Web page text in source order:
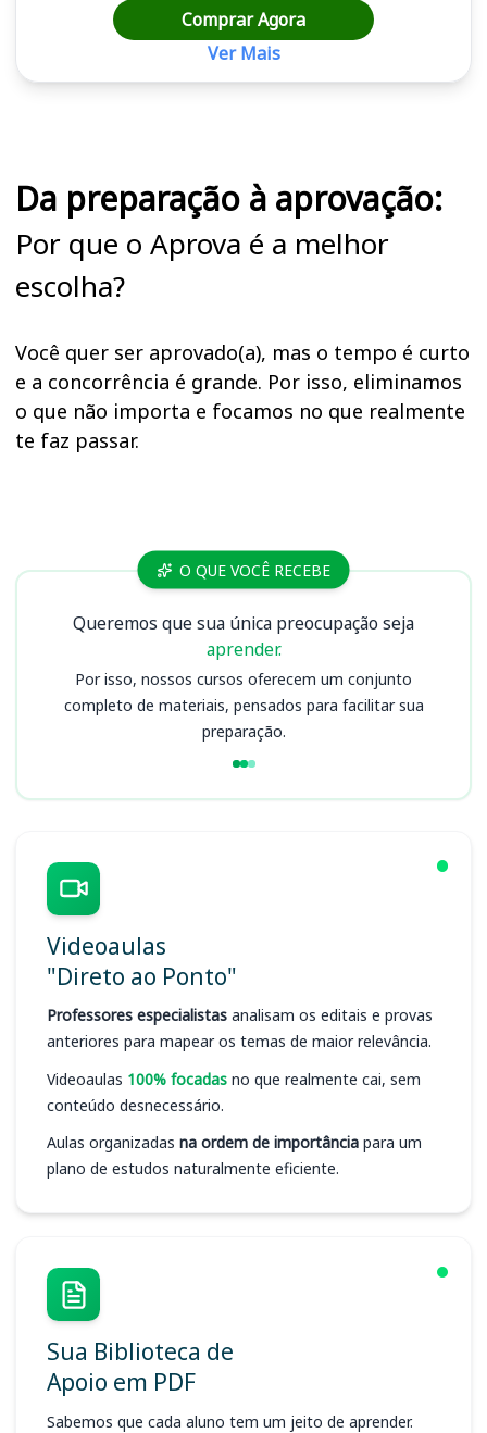
Comprar Agora
Ver Mais
Da preparação à aprovação:
Por que o Aprova é a melhor
escolha?
Você quer ser aprovado(a), mas o tempo é curto
e a concorrência é grande. Por isso, eliminamos
o que não importa e focamos no que realmente
te faz passar.
Cursos O QUE VOCÊ RECEBE
Queremos que sua única preocupação seja
aprender.
Por isso, nossos cursos oferecem um conjunto
completo de materiais, pensados para facilitar sua
preparação.
Videoaulas
"Direto ao Ponto"
Professores especialistas analisam os editais e provas
anteriores para mapear os temas de maior relevância.
Videoaulas 100% focadas no que realmente cai, sem
conteúdo desnecessário.
Aulas organizadas na ordem de importância para um
plano de estudos naturalmente eficiente.
Sua Biblioteca de
Apoio em PDF
Sabemos que cada aluno tem um jeito de aprender.